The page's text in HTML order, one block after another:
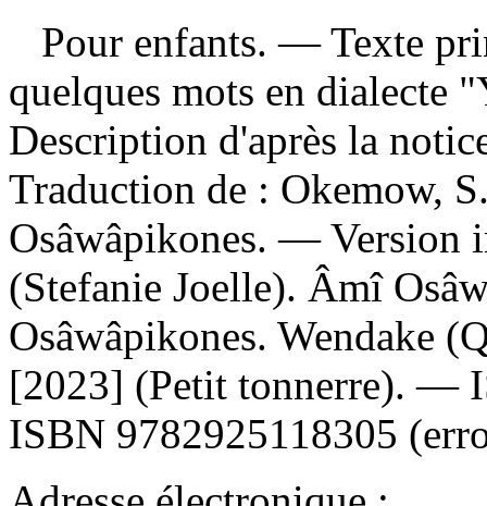
Pour enfants. — Texte
quelques mots en
Description d'après la
Traduction de : Okemow,
Osâwâpikones. —Version
(Stefanie Joelle). Âmî
Osâwâpikones. Wendake
[2023] (Petit tonnerre). —
ISBN 9782925118305